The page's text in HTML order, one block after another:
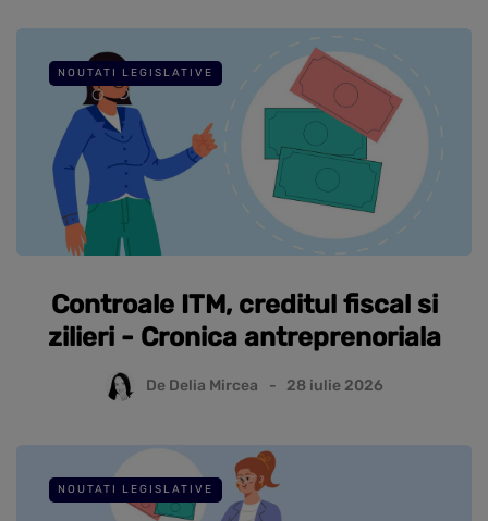
NOUTATI LEGISLATIVE
Controale ITM, creditul fiscal si
zilieri - Cronica antreprenoriala
De Delia Mircea 28 iulie 2026
NOUTATI LEGISLATIVE